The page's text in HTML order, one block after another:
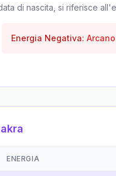
di nascita, si riferisce
Energia Negativa: Arcano
ENERGIA